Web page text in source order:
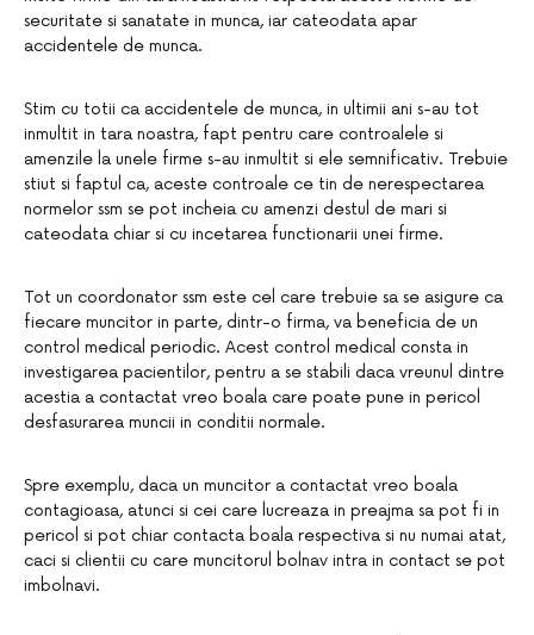
securitate si sanatate in munca, iar cateodata apar
accidentele de munca.
Stim cu totii ca accidentele de munca, in ultimii ani s-au tot
inmultit in tara noastra, fapt pentru care controalele si
amenzile la unele firme s-au inmultit si ele semnificativ. Trebuie
stiut si faptul ca, aceste controale ce tin de nerespectarea
normelor ssm se pot incheia cu amenzi destul de mari si
cateodata chiar si cu incetarea functionarii unei firme.
Tot un coordonator ssm este cel care trebuie sa se asigure ca
fiecare muncitor in parte, dintr-o firma, va beneficia de un
control medical periodic. Acest control medical consta in
investigarea pacientilor, pentru a se stabili daca vreunul dintre
acestia a contactat vreo boala care poate pune in pericol
desfasurarea muncii in conditii normale.
Spre exemplu, daca un muncitor a contactat vreo boala
contagioasa, atunci si cei care lucreaza in preajma sa pot fi in
pericol si pot chiar contacta boala respectiva si nu numai atat,
caci si clientii cu care muncitorul bolnav intra in contact se pot
imbolnavi.